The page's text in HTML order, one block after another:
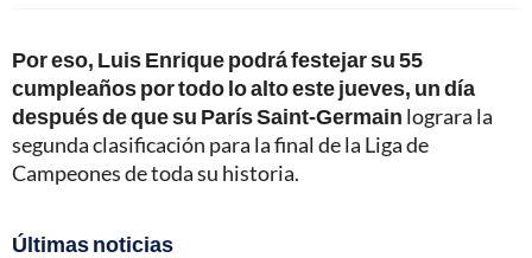
Por eso, Luis Enrique podrá festejar su 55
cumpleaños por todo lo alto este jueves, un día
después de que su París Saint-Germain lograra la
segunda clasificación para la final de la Liga de
Campeones de toda su historia.
Últimas noticias